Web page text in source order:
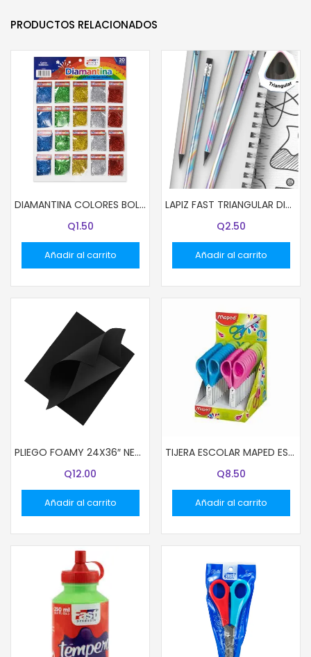
PRODUCTOS RELACIONADOS
DIAMANTINA COLORES BOLSITAS 2.7G COL DORADO
Q1.50
Añadir al carrito
LAPIZ FAST TRIANGULAR DISEÑO HOLOGRAFICO UNIDAD
Q2.50
Añadir al carrito
PLIEGO FOAMY 24X36″ NEGRO
Q12.00
Añadir al carrito
TIJERA ESCOLAR MAPED ESSENTIALS 13 CMS. (5″) COLORES SURTIDOS
Q8.50
Añadir al carrito